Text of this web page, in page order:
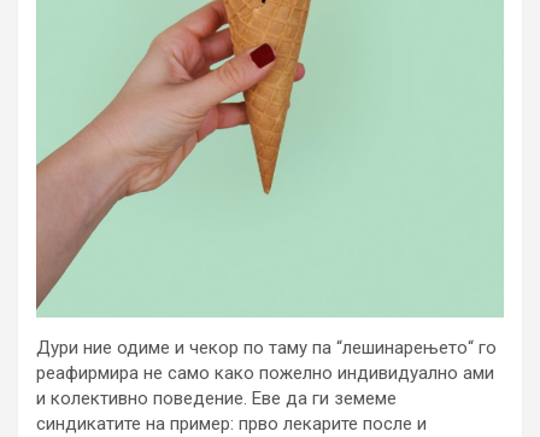
Дури ние одиме и чекор по таму па “лешинарењето“ го
реафирмира не само како пожелно индивидуално ами
и колективно поведение. Еве да ги земеме
синдикатите на пример: прво лекарите после и